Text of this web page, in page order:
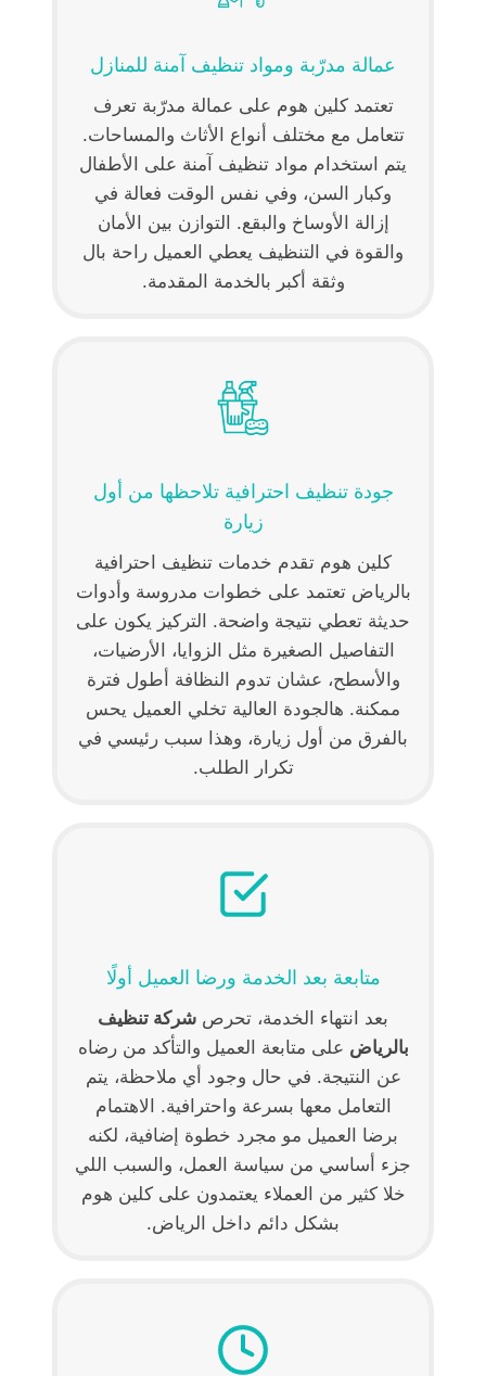
عمالة مدرّبة ومواد تنظيف آمنة للمنازل
تعتمد كلين هوم على عمالة مدرّبة تعرف
تتعامل مع مختلف أنواع الأثاث والمساحات.
يتم استخدام مواد تنظيف آمنة على الأطفال
وكبار السن، وفي نفس الوقت فعالة في
إزالة الأوساخ والبقع. التوازن بين الأمان
والقوة في التنظيف يعطي العميل راحة بال
وثقة أكبر بالخدمة المقدمة.
جودة تنظيف احترافية تلاحظها من أول
زيارة
كلين هوم تقدم خدمات تنظيف احترافية
بالرياض تعتمد على خطوات مدروسة وأدوات
حديثة تعطي نتيجة واضحة. التركيز يكون على
التفاصيل الصغيرة مثل الزوايا، الأرضيات،
والأسطح، عشان تدوم النظافة أطول فترة
ممكنة. هالجودة العالية تخلي العميل يحس
بالفرق من أول زيارة، وهذا سبب رئيسي في
تكرار الطلب.
متابعة بعد الخدمة ورضا العميل أولًا
بعد انتهاء الخدمة، تحرص شركة تنظيف
بالرياض على متابعة العميل والتأكد من رضاه
عن النتيجة. في حال وجود أي ملاحظة، يتم
التعامل معها بسرعة واحترافية. الاهتمام
برضا العميل مو مجرد خطوة إضافية، لكنه
جزء أساسي من سياسة العمل، والسبب اللي
خلا كثير من العملاء يعتمدون على كلين هوم
بشكل دائم داخل الرياض.